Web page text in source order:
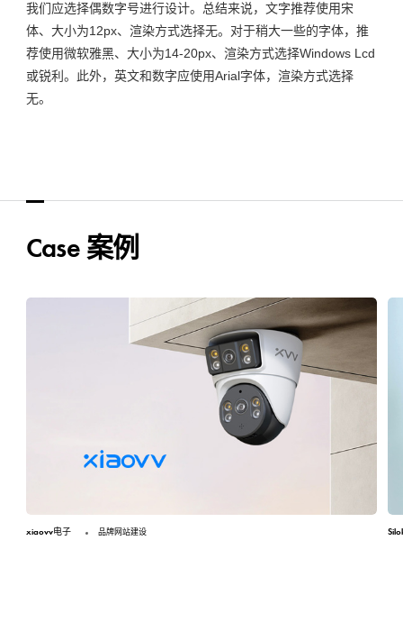
我们应选择偶数字号进行设计。总结来说，文字推荐使用宋
体、大小为12px、渲染方式选择无。对于稍大一些的字体，推
荐使用微软雅黑、大小为14-20px、渲染方式选择Windows Lcd
或锐利。此外，英文和数字应使用Arial字体，渲染方式选择
无。
Case 案例
xiaovv电子 品牌网站建设